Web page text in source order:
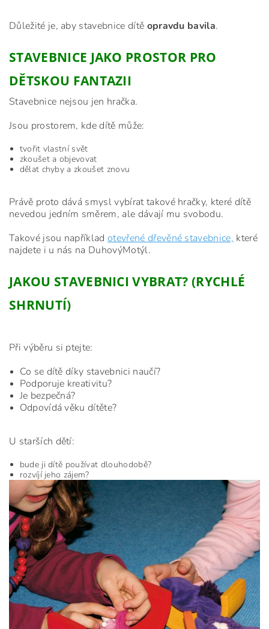
Důležité je, aby stavebnice dítě opravdu bavila.
STAVEBNICE JAKO PROSTOR PRO
DĚTSKOU FANTAZII
Stavebnice nejsou jen hračka.
Jsou prostorem, kde dítě může:
tvořit vlastní svět
zkoušet a objevovat
dělat chyby a zkoušet znovu
Právě proto dává smysl vybírat takové hračky, které dítě
nevedou jedním směrem, ale dávají mu svobodu.
Takové jsou napříkladotevřené dřevěné stavebnice, které
najdete i u nás na DuhovýMotýl.
JAKOU STAVEBNICI VYBRAT? (RYCHLÉ
SHRNUTÍ)
Při výběru si ptejte:
Co se dítě díky stavebnici naučí?
Podporuje kreativitu?
Je bezpečná?
Odpovídá věku dítěte?
U starších dětí:
bude ji dítě používat dlouhodobě?
rozvíjí jeho zájem?